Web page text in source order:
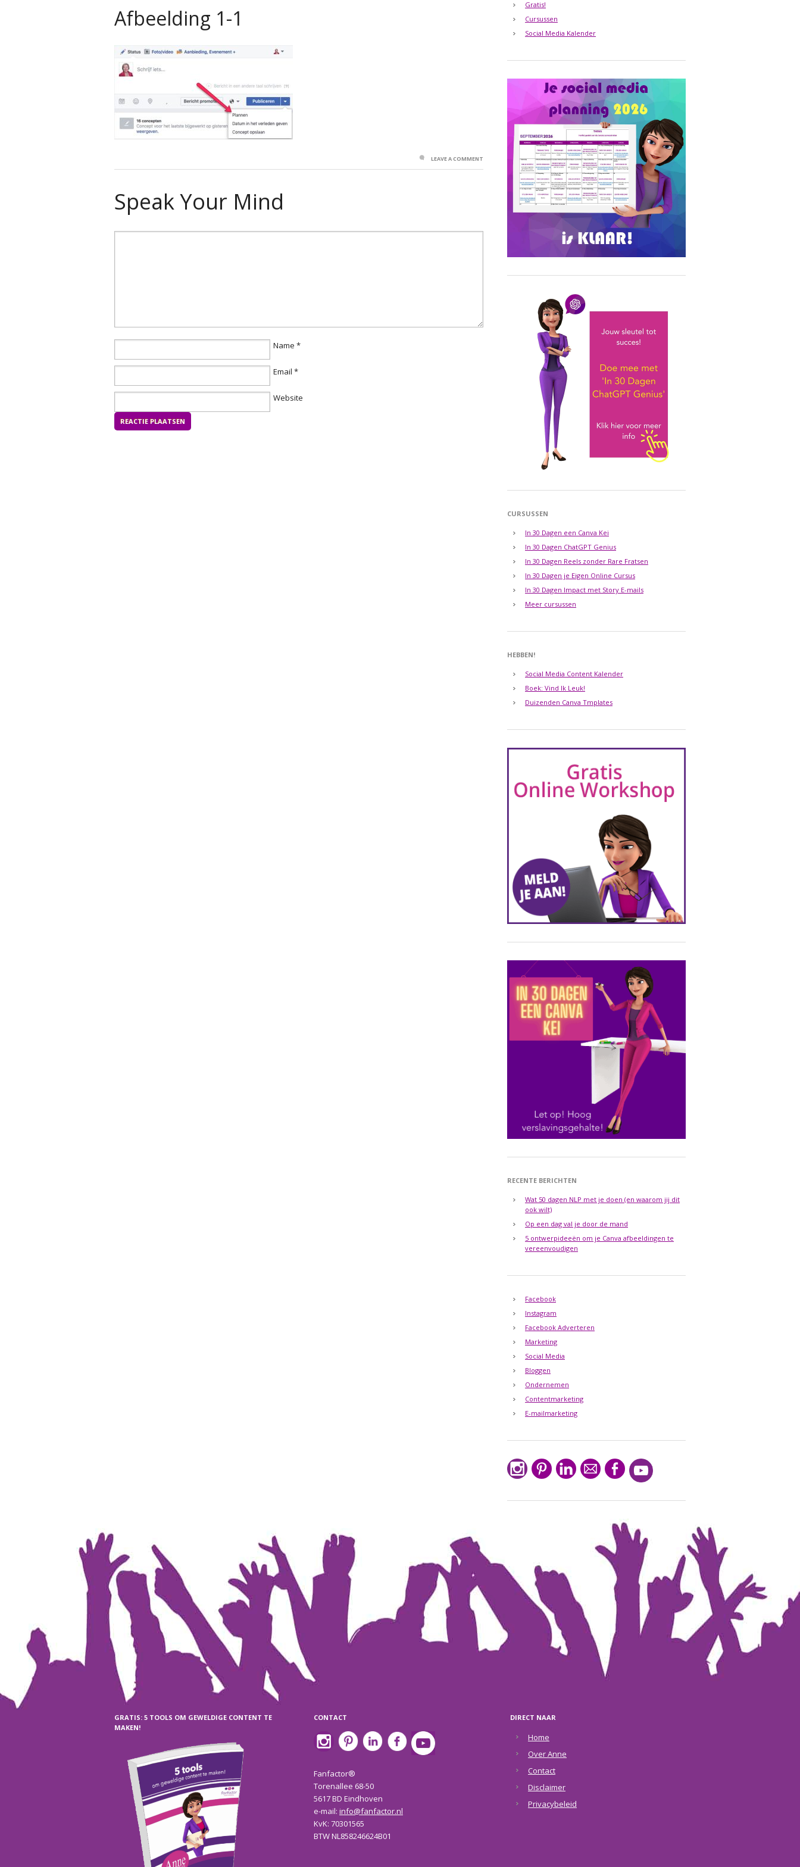
Afbeelding 1-1
LEAVE A COMMENT
Speak Your Mind
Name *
Email *
Website
Gratis!
Cursussen
Social Media Kalender
CURSUSSEN
In 30 Dagen een Canva Kei
In 30 Dagen ChatGPT Genius
In 30 Dagen Reels zonder Rare Fratsen
In 30 Dagen je Eigen Online Cursus
In 30 Dagen Impact met Story E-mails
Meer cursussen
HEBBEN!
Social Media Content Kalender
Boek: Vind Ik Leuk!
Duizenden Canva Tmplates
RECENTE BERICHTEN
Wat 50 dagen NLP met je doen (en waarom jij dit
ook wilt)
Op een dag val je door de mand
5 ontwerpideeën om je Canva afbeeldingen te
vereenvoudigen
Facebook
Instagram
Facebook Adverteren
Marketing
Social Media
Bloggen
Ondernemen
Contentmarketing
E-mailmarketing
GRATIS: 5 TOOLS OM GEWELDIGE CONTENT TE
MAKEN!
CONTACT
Fanfactor®
Torenallee 68-50
5617 BD Eindhoven
e-mail: info@fanfactor.nl
KvK: 70301565
BTW NL858246624B01
DIRECT NAAR
Home
Over Anne
Contact
Disclaimer
Privacybeleid